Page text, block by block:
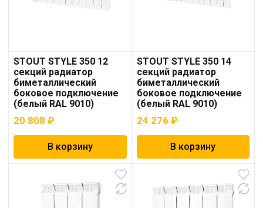
STOUT STYLE 350 12
секций радиатор
биметаллический
боковое подключение
(белый RAL 9010)
20 808 ₽
В корзину
STOUT STYLE 350 14
секций радиатор
биметаллический
боковое подключение
(белый RAL 9010)
24 276 ₽
В корзину